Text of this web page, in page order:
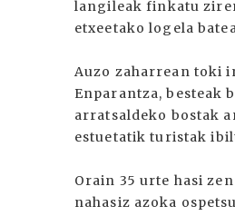
langileak finkatu
etxeetako logela
Auzo zaharrean toki
Enparantza, besteak
arratsaldeko bostak
estuetatik turistak
Orain 35 urte hasi
nahasiz azoka